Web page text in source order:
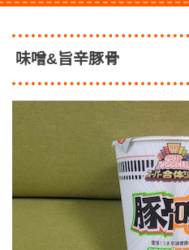
味噌&旨辛豚骨